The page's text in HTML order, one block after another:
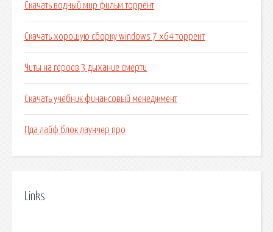
Скачать водный мир фильм торрент
Скачать хорошую сборку windows 7 x64 торрент
Читы на героев 3 дыхание смерти
Скачать учебник финансовый менеджмент
Пда лайф блок лаунчер про
Links